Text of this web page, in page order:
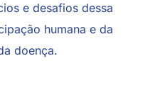
e desafios dessa
humana e da
doença.